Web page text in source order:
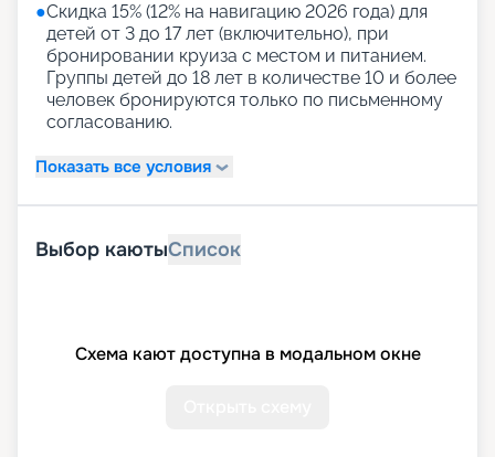
●Скидка 15% (12% на навигацию 2026 года) для
детей от 3 до 17 лет (включительно), при
бронировании круиза с местом и питанием.
Группы детей до 18 лет в количестве 10 и более
человек бронируются только по письменному
согласованию.
Показать все условия
Выбор каютыСписок
Схема кают доступна в модальном окне